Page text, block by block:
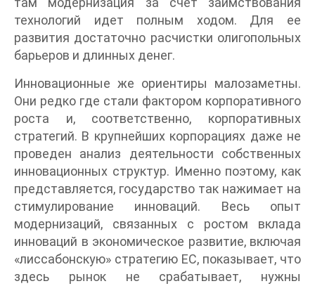
технологий идет полным ходом. Для ее
развития достаточно расчистки олигопольных
барьеров и длинных денег.
Инновационные же ориентиры малозаметны.
Они редко где стали фактором корпоративного
роста и, соответственно, корпоративных
стратегий. В крупнейших корпорациях даже не
проведен анализ деятельности собственных
инновационных структур. Именно поэтому, как
представляется, государство так нажимает на
стимулирование инноваций. Весь опыт
модернизаций, связанных с ростом вклада
инноваций в экономическое развитие, включая
«лиссабонскую» стратегию ЕС, показывает, что
здесь рынок не срабатывает, нужны